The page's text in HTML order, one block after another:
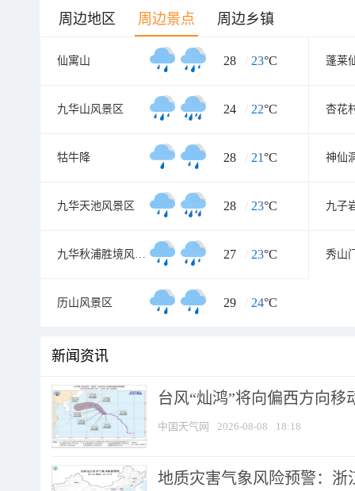
周边地区 周边景点 周边乡镇
仙寓山 28 / 23°C 蓬莱
九华山风景区 24 / 22°C 杏花
牯牛降 28 / 21°C 神仙
九华天池风景区 28 / 23°C 九子
九华秋浦胜境风景区 27 / 23°C 秀山
历山风景区 29 / 24°C
新闻资讯
台风“灿鸿”将向偏西方向移
中国天气网 2026-08-08 18:18
地质灾害气象风险预警：